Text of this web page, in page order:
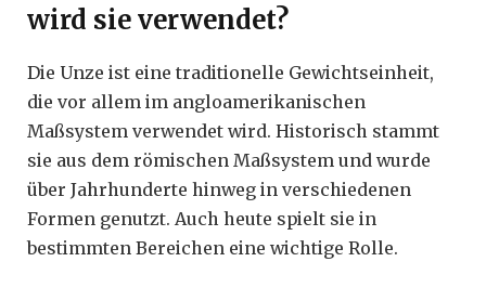
wird sie verwendet?
Die Unze ist eine traditionelle Gewichtseinheit,
die vor allem im angloamerikanischen
Maßsystem verwendet wird. Historisch stammt
sie aus dem römischen Maßsystem und wurde
über Jahrhunderte hinweg in verschiedenen
Formen genutzt. Auch heute spielt sie in
bestimmten Bereichen eine wichtige Rolle.